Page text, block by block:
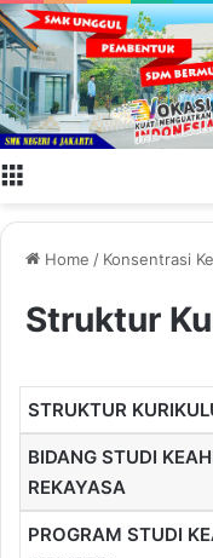
Home / Konsentrasi
Struktur
STRUKTUR
BIDANG STUDI
REKAYASA
PROGRAM STUDI